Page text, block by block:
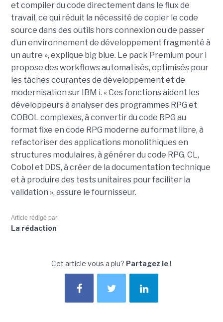
et compiler du code directement dans le flux de
travail, ce qui réduit la nécessité de copier le code
source dans des outils hors connexion ou de passer
d’un environnement de développement fragmenté à
un autre », explique big blue. Le pack Premium pour i
propose des workflows automatisés, optimisés pour
les tâches courantes de développement et de
modernisation sur IBM i. « Ces fonctions aident les
développeurs à analyser des programmes RPG et
COBOL complexes, à convertir du code RPG au
format fixe en code RPG moderne au format libre, à
refactoriser des applications monolithiques en
structures modulaires, à générer du code RPG, CL,
Cobol et DDS, à créer de la documentation technique
et à produire des tests unitaires pour faciliter la
validation », assure le fournisseur.
Article rédigé par
La rédaction
Cet article vous a plu? Partagez le !